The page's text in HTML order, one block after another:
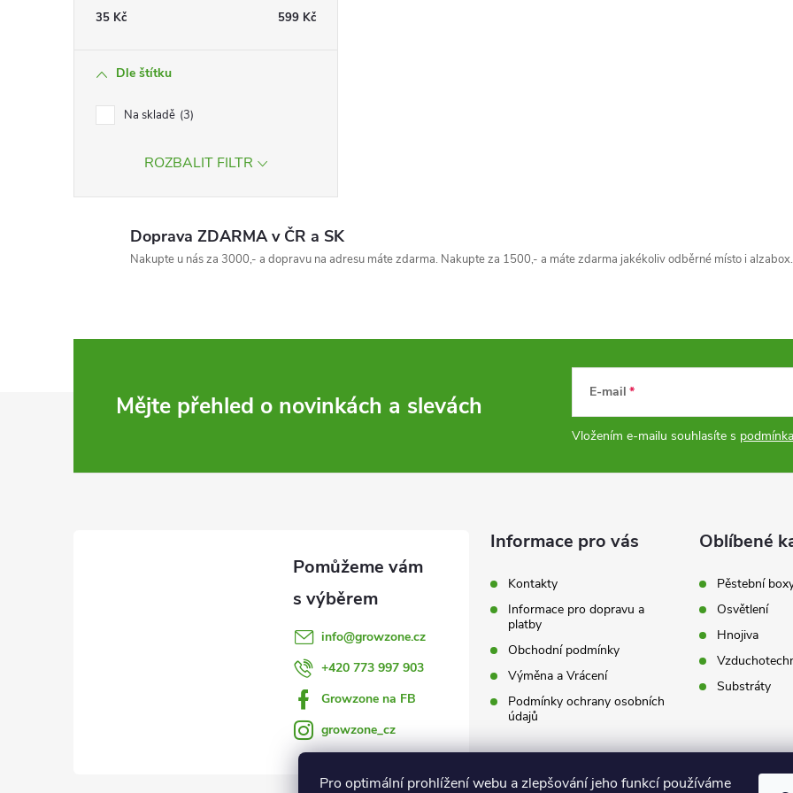
Pro optimální prohlížení webu a zlepšování jeho funkcí používáme
35 Kč 599 Kč
Dle štítku
Na skladě 3
ROZBALIT FILTR
Doprava ZDARMA v ČR a SK
Nakupte u nás za 3000,- a dopravu na adresu máte zdarma. Nakupte za 1500,- a máte zdarma jakékoliv odběrné místo i alzabox.
Mějte přehled o novinkách a slevách E-mail
Vložením e-mailu souhlasíte s
info@growzone.cz
+420 773 997 903
Growzone na FB
growzone_cz
Informace pro vás
Kontakty
Informace pro dopravu a
platby
Obchodní podmínky
Výměna a Vrácení
Podmínky ochrany osobních
údajů
Oblíbené
Pěstební
Osvětlení
Hnojiva
Substráty